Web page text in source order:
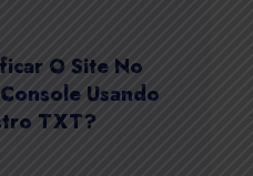
O Site No
Usando
TXT?